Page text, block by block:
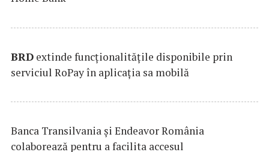
BRD extinde funcţionalităţile disponibile prin
serviciul RoPay în aplicaţia sa mobilă
Banca Transilvania şi Endeavor România
colaborează pentru a facilita accesul